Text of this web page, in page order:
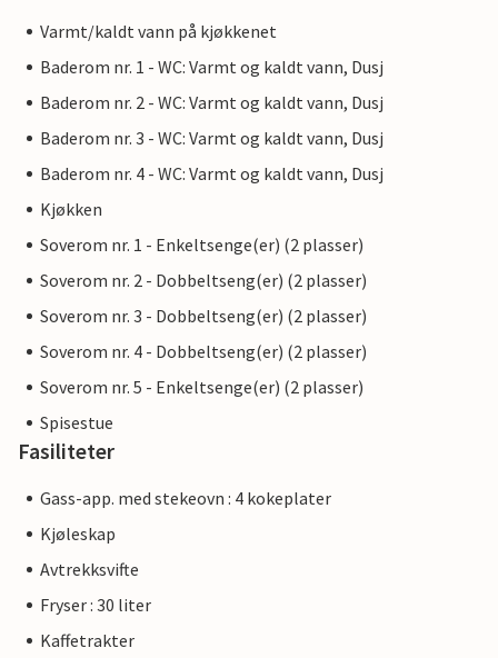
Varmt/kaldt vann på kjøkkenet
Baderom nr. 1 - WC: Varmt og kaldt vann, Dusj
Baderom nr. 2 - WC: Varmt og kaldt vann, Dusj
Baderom nr. 3 - WC: Varmt og kaldt vann, Dusj
Baderom nr. 4 - WC: Varmt og kaldt vann, Dusj
Kjøkken
Soverom nr. 1 - Enkeltsenge(er) (2 plasser)
Soverom nr. 2 - Dobbeltseng(er) (2 plasser)
Soverom nr. 3 - Dobbeltseng(er) (2 plasser)
Soverom nr. 4 - Dobbeltseng(er) (2 plasser)
Soverom nr. 5 - Enkeltsenge(er) (2 plasser)
Spisestue
Fasiliteter
Gass-app. med stekeovn : 4 kokeplater
Kjøleskap
Avtrekksvifte
Fryser : 30 liter
Kaffetrakter